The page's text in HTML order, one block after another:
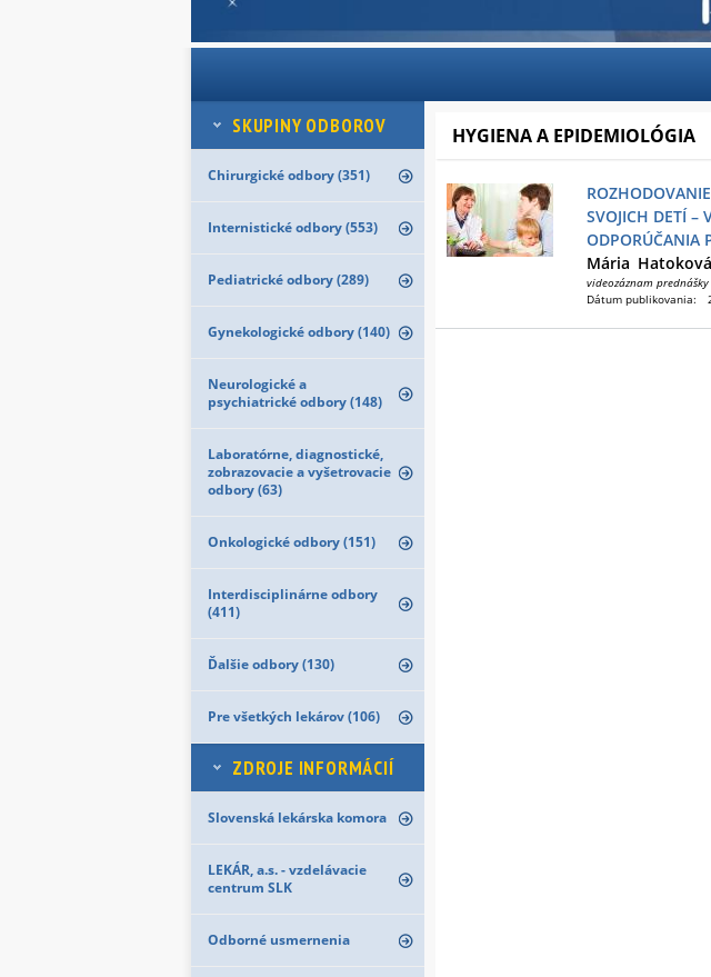
SKUPINY ODBOROV
Chirurgické odbory (351)
Internistické odbory (553)
Pediatrické odbory (289)
Gynekologické odbory (140)
Neurologické a
psychiatrické odbory (148)
Laboratórne, diagnostické,
zobrazovacie a vyšetrovacie
odbory (63)
Onkologické odbory (151)
Interdisciplinárne odbory
(411)
Ďalšie odbory (130)
Pre všetkých lekárov (106)
ZDROJE INFORMÁCIÍ
Slovenská lekárska komora
LEKÁR, a.s. - vzdelávacie
centrum SLK
Odborné usmernenia
HYGIENA A EPIDEMIOLÓGIA
SVOJICH DETÍ –
ODPORÚČANIA
Mária Hatoková
videozáznam prednášky
Dátum publikovania: